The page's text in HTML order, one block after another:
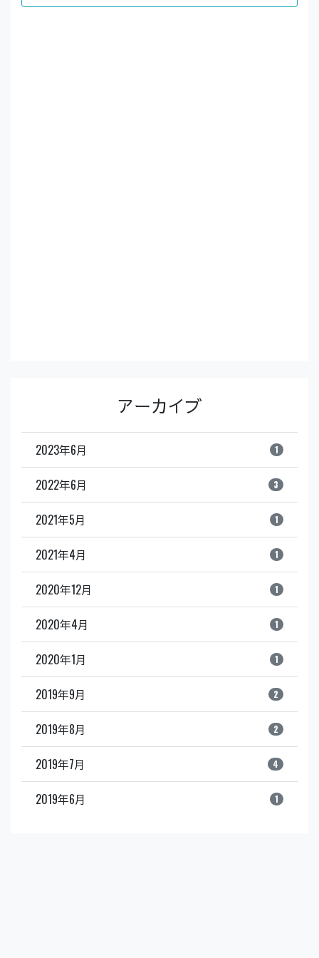
アーカイブ
2023年6月 1
2022年6月 3
2021年5月 1
2021年4月 1
2020年12月 1
2020年4月 1
2020年1月 1
2019年9月 2
2019年8月 2
2019年7月 4
2019年6月 1